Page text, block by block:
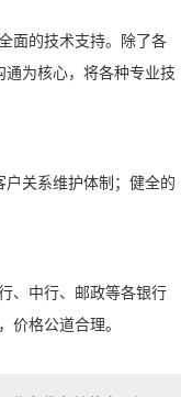
面的技术支持。除了各
为核心，将各种专业技
户关系维护体制；健全的
、中行、邮政等各银行
格公道合理。